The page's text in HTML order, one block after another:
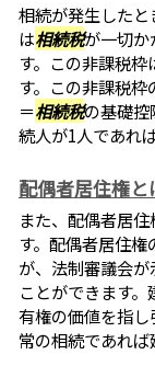
相続が発生した
は相続税が一切か
す。この非課税枠
す。この非課税
＝相続税の基礎控
続人が1人であれ
配偶者居住権
また、配偶者居住
す。配偶者居住
が、法制審議会
ことができます
有権の価値を指
常の相続であれ